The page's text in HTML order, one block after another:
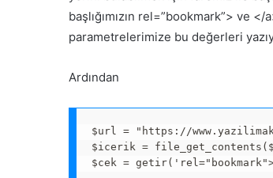
başlığımızın rel=”bookmark”> ve
parametrelerimize bu değerleri
Ardından
$url = "https://
$icerik =